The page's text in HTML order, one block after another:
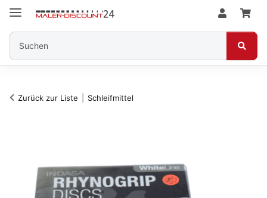
Zurück zur Liste Schleifmittel